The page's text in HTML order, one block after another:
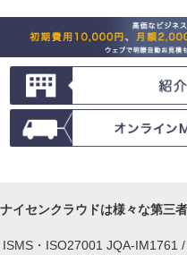
ナイセンクラウドは様々な第三
ISMS・ISO27001 JQA-IM1761